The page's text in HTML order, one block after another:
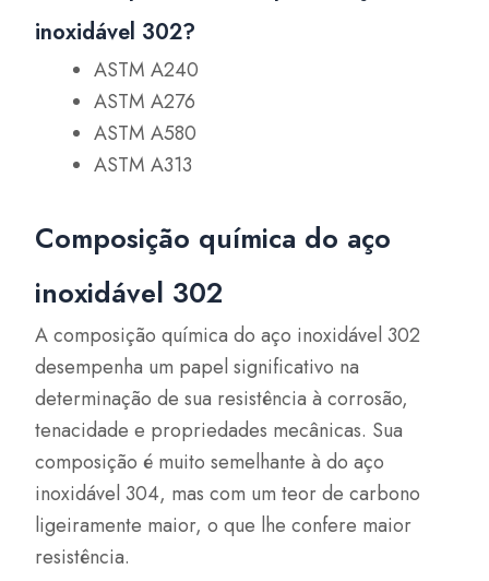
inoxidável 302?
ASTM A240
ASTM A276
ASTM A580
ASTM A313
Composição química do aço
inoxidável 302
A composição química do aço inoxidável 302
desempenha um papel significativo na
determinação de sua resistência à corrosão,
tenacidade e propriedades mecânicas. Sua
composição é muito semelhante à do aço
inoxidável 304, mas com um teor de carbono
ligeiramente maior, o que lhe confere maior
resistência.